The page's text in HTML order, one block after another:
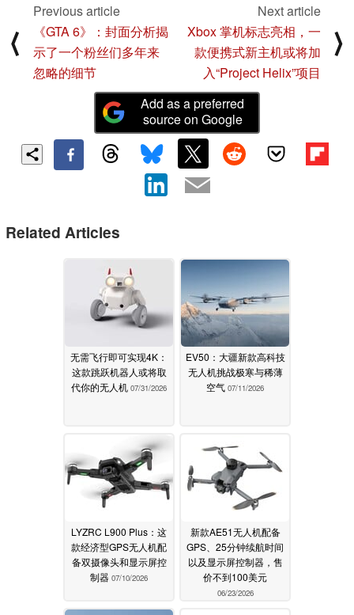
⟨
Previous article
《GTA 6》：封面分析揭
示了一个粉丝们多年来
忽略的细节
Next article
Xbox 掌机标志亮相，一
款便携式新主机或将加
入“Project Helix”项目
⟩
Add as a preferred
source on Google
Related Articles
无需飞行即可实现4K：
这款跳跃机器人或将取
代你的无人机 07/31/2026
EV50：大疆新款高科技
无人机挑战极寒与稀薄
空气 07/11/2026
LYZRC L900 Plus：这
款经济型GPS无人机配
备双摄像头和显示屏控
制器 07/10/2026
新款AE51无人机配备
GPS、25分钟续航时间
以及显示屏控制器，售
价不到100美元
06/23/2026